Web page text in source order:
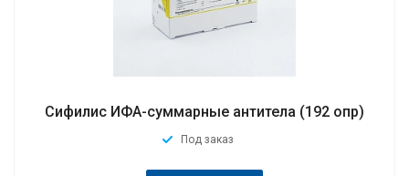
Сифилис ИФА-суммарные антитела (192 опр)
Под заказ